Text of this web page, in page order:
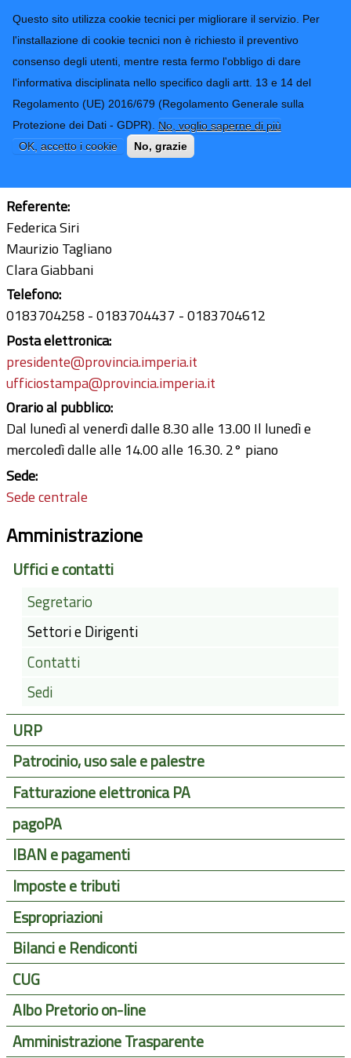
Questo sito utilizza cookie tecnici per migliorare il servizio. Per
l'installazione di cookie tecnici non è richiesto il preventivo
consenso degli utenti, mentre resta fermo l'obbligo di dare
l'informativa disciplinata nello specifico dagli artt. 13 e 14 del
Regolamento (UE) 2016/679 (Regolamento Generale sulla
Protezione dei Dati - GDPR). No, voglio saperne di più
OK, accetto i cookie
No, grazie
Provincia di
Imperia
CONTATTI-URP
TRASPARENZA
Form di ricerca
Gabinetto presidenza - Comunicazioni
istituzionali
Referente:
Federica Siri
Maurizio Tagliano
Clara Giabbani
Telefono:
0183704258
0183704437 0183704612
Posta elettronica:
presidente@provincia.imperia.it
ufficiostampa@provincia.imperia.it
Orario al pubblico:
Dal lunedì al venerdì dalle 8.30 alle 13.00 Il lunedì e
mercoledì dalle alle 14.00 alle 16.30. 2° piano
Sede:
Sede centrale
Amministrazione
Uffici e contatti
Segretario
Settori e Dirigenti
Contatti
Sedi
URP
Patrocinio, uso sale e palestre
Fatturazione elettronica PA
pagoPA
IBAN e pagamenti
Imposte e tributi
Espropriazioni
Bilanci e Rendiconti
CUG
Albo Pretorio on-line
Amministrazione Trasparente